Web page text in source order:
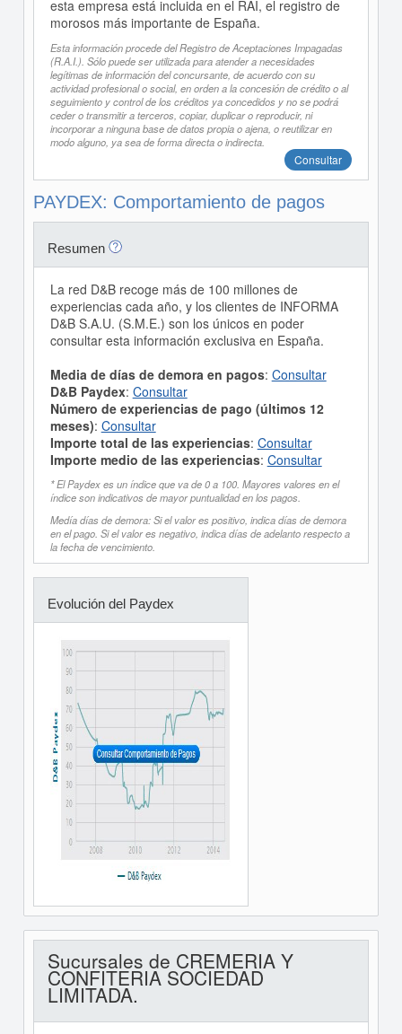
esta empresa está incluida en el RAI, el registro de
morosos más importante de España.
Esta información procede del Registro de Aceptaciones Impagadas
(R.A.I.). Sólo puede ser utilizada para atender a necesidades
legítimas de información del concursante, de acuerdo con su
actividad profesional o social, en orden a la concesión de crédito o al
seguimiento y control de los créditos ya concedidos y no se podrá
ceder o transmitir a terceros, copiar, duplicar o reproducir, ni
incorporar a ninguna base de datos propia o ajena, o reutilizar en
modo alguno, ya sea de forma directa o indirecta.
Consultar
PAYDEX: Comportamiento de pagos
Resumen
La red D&B recoge más de 100 millones de
experiencias cada año, y los clientes de INFORMA
D&B S.A.U. (S.M.E.) son los únicos en poder
consultar esta información exclusiva en España.
Media de días de demora en pagos: Consultar
D&B Paydex: Consultar
Número de experiencias de pago (últimos 12
meses): Consultar
Importe total de las experiencias: Consultar
Importe medio de las experiencias: Consultar
* El Paydex es un índice que va de 0 a 100. Mayores valores en el
índice son indicativos de mayor puntualidad en los pagos.
Medía días de demora: Si el valor es positivo, indica días de demora
en el pago. Si el valor es negativo, indica días de adelanto respecto a
la fecha de vencimiento.
Evolución del Paydex
Sucursales de CREMERIA Y
CONFITERIA SOCIEDAD
LIMITADA.